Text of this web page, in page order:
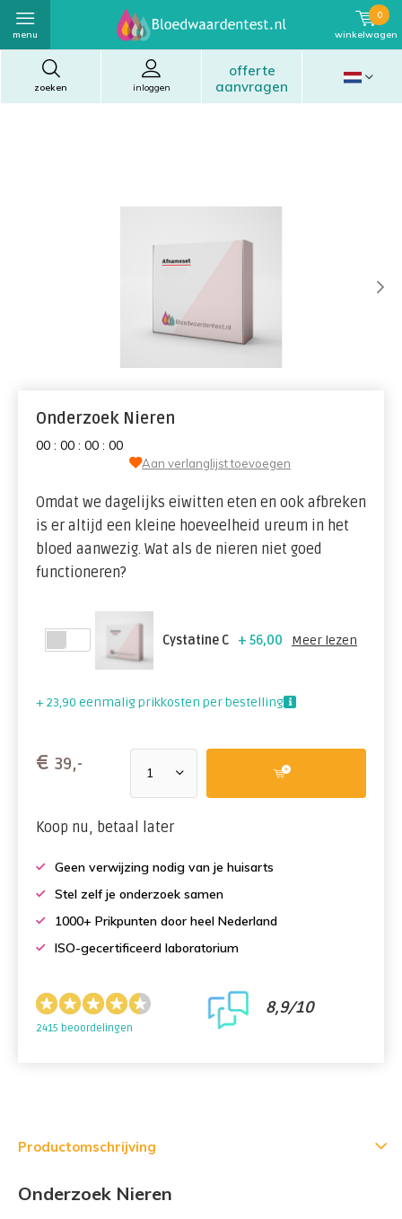
zoeken
offerte
aanvragen
inloggen
menu winkelwagen
0
Onderzoek Nieren
00 : 00 : 00 : 00
Aan verlanglijst toevoegen
Omdat we dagelijks eiwitten eten en ook afbreken
is er altijd een kleine hoeveelheid ureum in het
bloed aanwezig. Wat als de nieren niet goed
functioneren?
Cystatine C + 56,00 Meer lezen
+ 23,90 eenmalig prikkosten per bestelling
€ 39,-
Koop nu, betaal later
Geen verwijzing nodig van je huisarts
Stel zelf je onderzoek samen
1000+ Prikpunten door heel Nederland
ISO-gecertificeerd laboratorium
2415 beoordelingen
8,9/10
Productomschrijving
Onderzoek Nieren